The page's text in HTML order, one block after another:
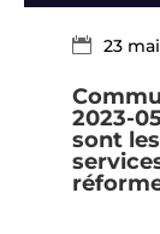
23
2023-
sont